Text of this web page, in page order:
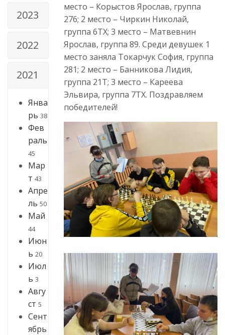
2023
2022
2021
Янва
рь 38
Фев
раль
45
Мар
т 43
Апре
ль 50
Май
44
Июн
ь 20
Июл
ь 3
Авгу
ст 5
Сент
ябрь
место – Корыстов Ярослав, группа
276; 2 место – Чиркин Николай,
группа 6ТХ; 3 место – Матвевнин
Ярослав, группа 89. Среди девушек 1
место заняла Токарчук София, группа
281; 2 место – Банникова Лидия,
группа 21Т; 3 место – Кареева
Эльвира, группа 7ТХ. Поздравляем
победителей!